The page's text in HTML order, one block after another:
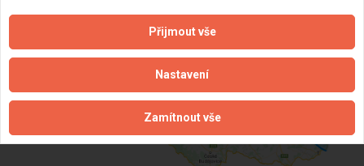
Přijmout vše
Nastavení
Zamítnout vše